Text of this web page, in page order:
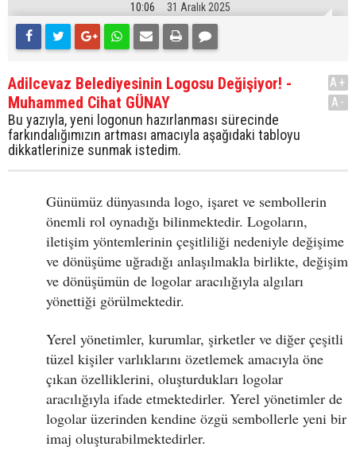
10:06 31 Aralık 2025
Adilcevaz Belediyesinin Logosu Değişiyor! -
Muhammed Cihat GÜNAY
Bu yazıyla, yeni logonun hazırlanması sürecinde
farkındalığımızın artması amacıyla aşağıdaki tabloyu
dikkatlerinize sunmak istedim.
A+
A-
Günümüz dünyasında logo, işaret ve sembollerin
önemli rol oynadığı bilinmektedir. Logoların,
iletişim yöntemlerinin çeşitliliği nedeniyle değişime
ve dönüşüme uğradığı anlaşılmakla birlikte, değişim
ve dönüşümün de logolar aracılığıyla algıları
yönettiği görülmektedir.
Yerel yönetimler, kurumlar, şirketler ve diğer çeşitli
tüzel kişiler varlıklarını özetlemek amacıyla öne
çıkan özelliklerini, oluşturdukları logolar
aracılığıyla ifade etmektedirler. Yerel yönetimler de
logolar üzerinden kendine özgü sembollerle yeni bir
imaj oluşturabilmektedirler.